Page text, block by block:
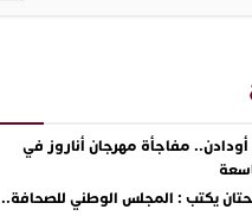
مفاجأة مهرجان أناروز في
يكتب : المجلس الوطني للصحافة..